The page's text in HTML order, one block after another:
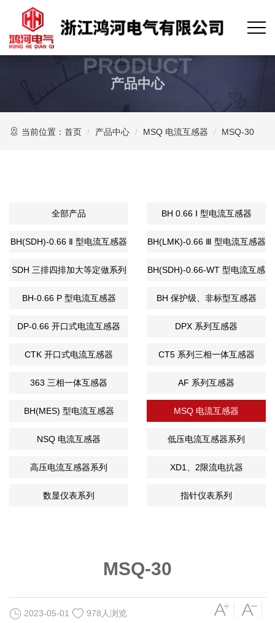
产品中心
PRODUCT
当前位置： 首页 产品中心 MSQ 电流互感器 MSQ-30
全部产品 BH 0.66 Ⅰ 型电流互感器
BH(SDH)-0.66 Ⅱ 型电流互感器 BH(LMK)-0.66 Ⅲ 型电流互感器
SDH 三排四排加大等定做系列 BH(SDH)-0.66-WT 型电流互感
器
BH-0.66 P 型电流互感器 BH 保护级、非标型互感器
DP-0.66 开口式电流互感器 DPX 系列互感器
CTK 开口式电流互感器 CT5 系列三相一体互感器
363 三相一体互感器 AF 系列互感器
BH(MES) 型电流互感器 MSQ 电流互感器
NSQ 电流互感器 低压电流互感器系列
高压电流互感器系列 XD1、2限流电抗器
数显仪表系列 指针仪表系列
MSQ-30
2023-05-01 978人浏览